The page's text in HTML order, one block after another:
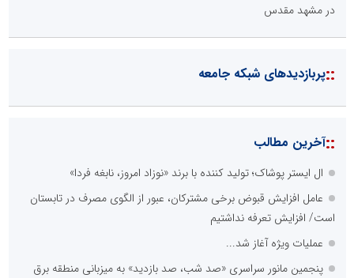
در مشهد مقدس
::پربازدیدهای شبکه جامعه
::آخرین مطالب
ال ایستر پوشاک؛ تولید کننده با برند «نوزاد امروز، نابغه فردا»
عامل افزایش قبوض برخی مشترکان، عبور از الگوی مصرف در تابستان
است/ افزایش تعرفه نداشتیم
عملیات ویژه آغاز شد...
پنجمین مانور سراسری «صد شب، صد بازدید» به میزبانی منطقه برق